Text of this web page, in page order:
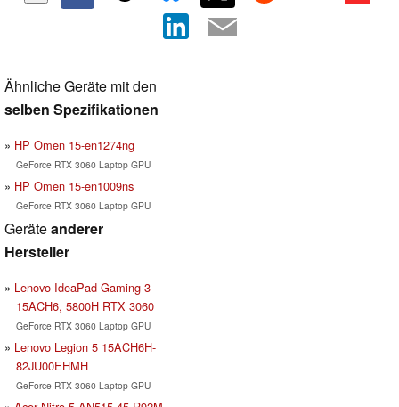
Ähnliche Geräte mit den
selben Spezifikationen
HP Omen 15-en1274ng
GeForce RTX 3060 Laptop GPU
HP Omen 15-en1009ns
GeForce RTX 3060 Laptop GPU
Geräteanderer
Hersteller
Lenovo IdeaPad Gaming 3
15ACH6, 5800H RTX 3060
GeForce RTX 3060 Laptop GPU
Lenovo Legion 5 15ACH6H-
82JU00EHMH
GeForce RTX 3060 Laptop GPU